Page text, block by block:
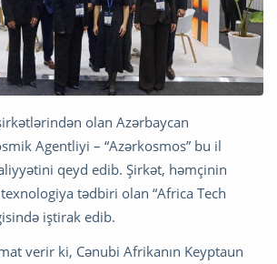
olan Azərbaycan
Agentliyi – “Azərkosmos” bu il
qeyd edib. Şirkət, həmçinin
tədbiri olan “Africa Tech
iştirak edib.
verir ki, Cənubi Afrikanın Keyptaun